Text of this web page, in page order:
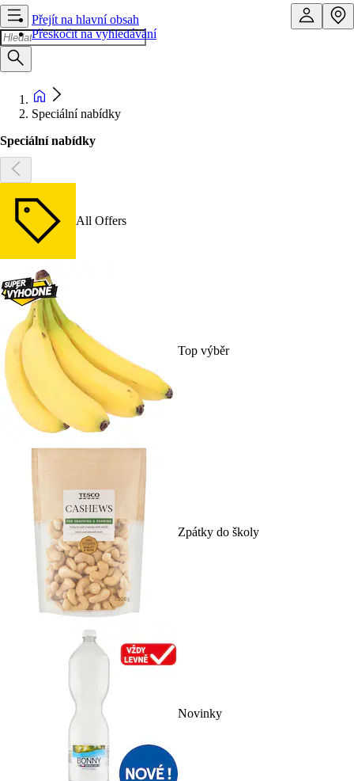
Přejít na hlavní obsah
Přeskočit na vyhledávání
Speciální nabídky
Speciální nabídky
All Offers
Top výběr
Zpátky do školy
Novinky